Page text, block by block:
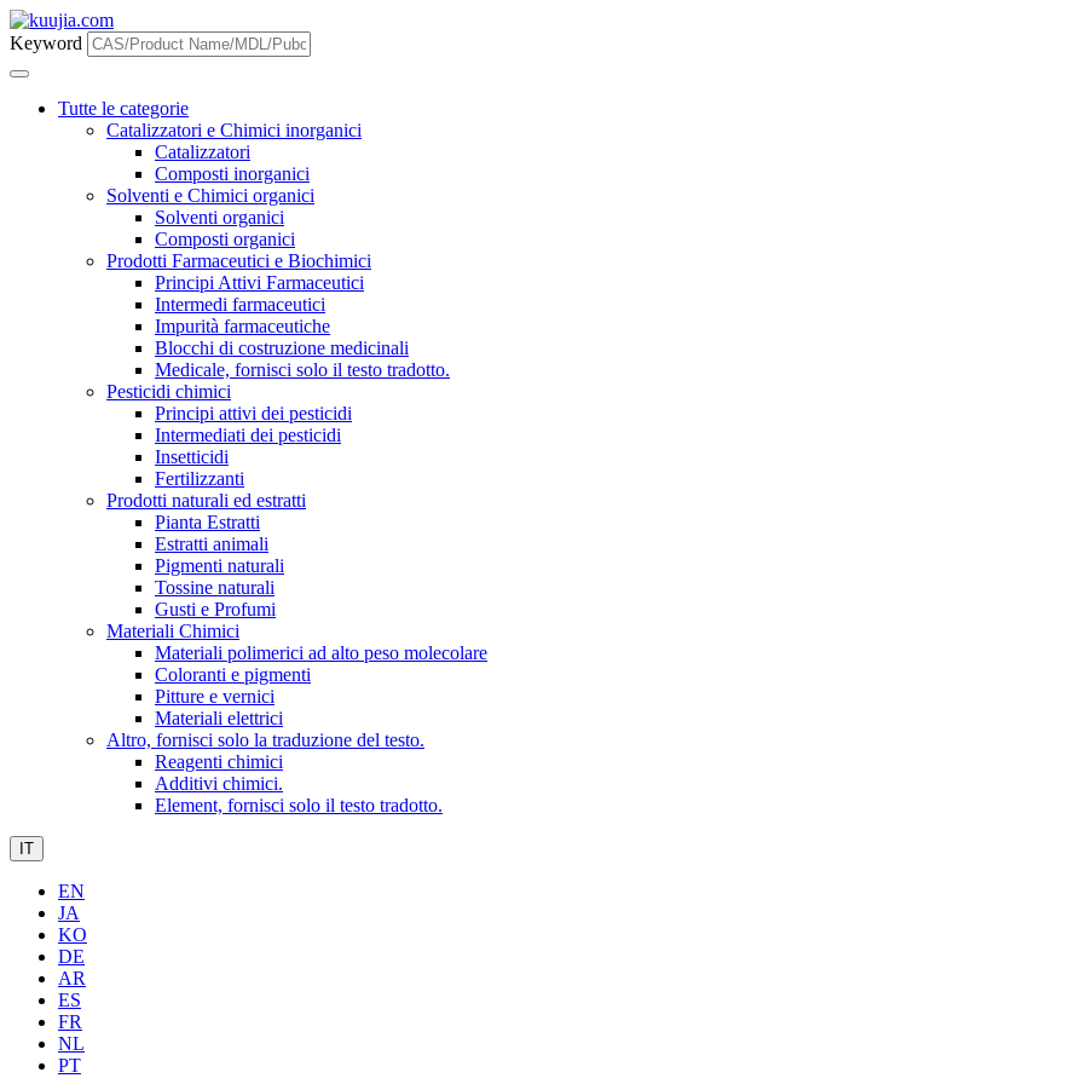
Keyword
Tutte le categorie
Catalizzatori e Chimici inorganici
Catalizzatori
Composti inorganici
Solventi e Chimici organici
Solventi organici
Composti organici
Prodotti Farmaceutici e Biochimici
Principi Attivi Farmaceutici
Intermedi farmaceutici
Impurità farmaceutiche
Blocchi di costruzione medicinali
Medicale, fornisci solo il testo tradotto.
Pesticidi chimici
Principi attivi dei pesticidi
Intermediati dei pesticidi
Insetticidi
Fertilizzanti
Prodotti naturali ed estratti
Pianta Estratti
Estratti animali
Pigmenti naturali
Tossine naturali
Gusti e Profumi
Materiali Chimici
Materiali polimerici ad alto peso molecolare
Coloranti e pigmenti
Pitture e vernici
Materiali elettrici
Altro, fornisci solo la traduzione del testo.
Reagenti chimici
Additivi chimici.
Element, fornisci solo il testo tradotto.
IT
EN
JA
KO
DE
AR
ES
FR
NL
PT